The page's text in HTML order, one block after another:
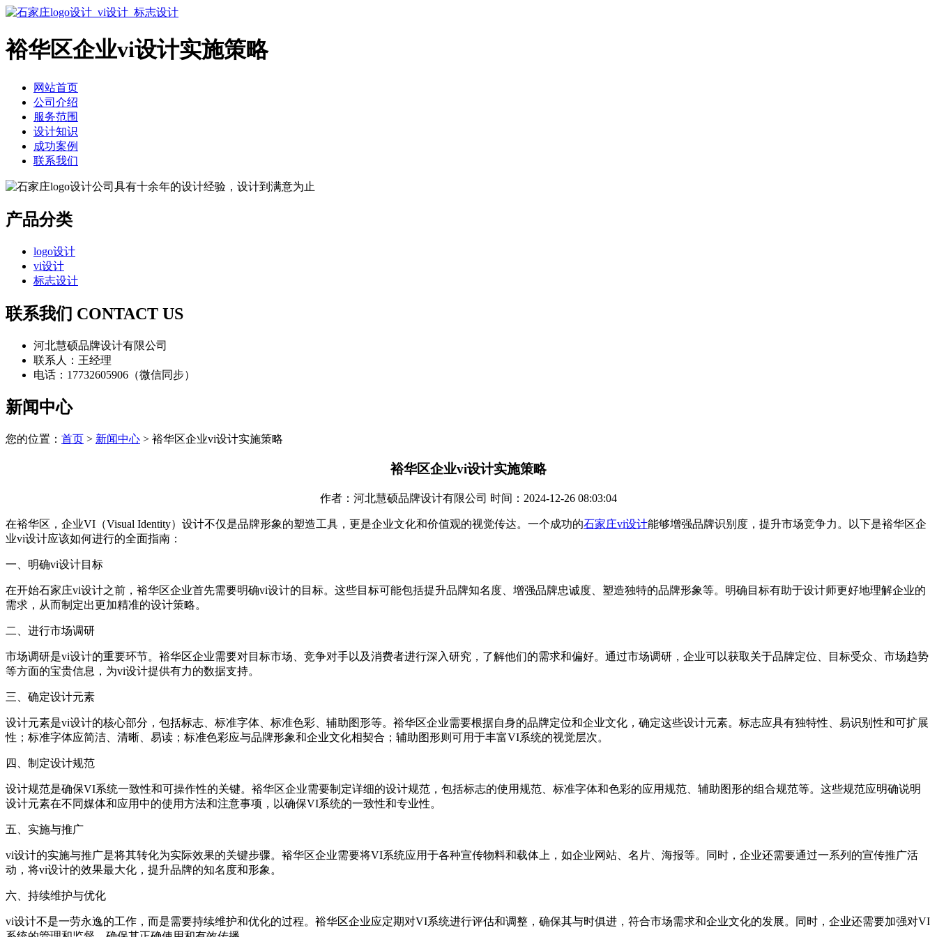
裕华区企业vi设计实施策略
网站首页
公司介绍
服务范围
设计知识
成功案例
联系我们
产品分类
logo设计
vi设计
标志设计
联系我们 CONTACT US
河北慧硕品牌设计有限公司
联系人：王经理
电话：17732605906（微信同步）
新闻中心
您的位置： 首页 > 新闻中心 > 裕华区企业vi设计实施策略
裕华区企业vi设计实施策略
作者：河北慧硕品牌设计有限公司 时间：2024-12-26 08:03:04
在裕华区，企业VI（Visual Identity）设计不仅是品牌形象的塑造工具，更是企业文化和价值观的视觉传达。一个成功的石家庄vi设计能够增强品牌识别度，提升市场竞争力。以下是裕华区企
业vi设计应该如何进行的全面指南：
一、明确vi设计目标
在开始石家庄vi设计之前，裕华区企业首先需要明确vi设计的目标。这些目标可能包括提升品牌知名度、增强品牌忠诚度、塑造独特的品牌形象等。明确目标有助于设计师更好地理解企业的
需求，从而制定出更加精准的设计策略。
二、进行市场调研
市场调研是vi设计的重要环节。裕华区企业需要对目标市场、竞争对手以及消费者进行深入研究，了解他们的需求和偏好。通过市场调研，企业可以获取关于品牌定位、目标受众、市场趋势
等方面的宝贵信息，为vi设计提供有力的数据支持。
三、确定设计元素
设计元素是vi设计的核心部分，包括标志、标准字体、标准色彩、辅助图形等。裕华区企业需要根据自身的品牌定位和企业文化，确定这些设计元素。标志应具有独特性、易识别性和可扩展
性；标准字体应简洁、清晰、易读；标准色彩应与品牌形象和企业文化相契合；辅助图形则可用于丰富VI系统的视觉层次。
四、制定设计规范
设计规范是确保VI系统一致性和可操作性的关键。裕华区企业需要制定详细的设计规范，包括标志的使用规范、标准字体和色彩的应用规范、辅助图形的组合规范等。这些规范应明确说明
设计元素在不同媒体和应用中的使用方法和注意事项，以确保VI系统的一致性和专业性。
五、实施与推广
vi设计的实施与推广是将其转化为实际效果的关键步骤。裕华区企业需要将VI系统应用于各种宣传物料和载体上，如企业网站、名片、海报等。同时，企业还需要通过一系列的宣传推广活
动，将vi设计的效果最大化，提升品牌的知名度和形象。
六、持续维护与优化
vi设计不是一劳永逸的工作，而是需要持续维护和优化的过程。裕华区企业应定期对VI系统进行评估和调整，确保其与时俱进，符合市场需求和企业文化的发展。同时，企业还需要加强对VI